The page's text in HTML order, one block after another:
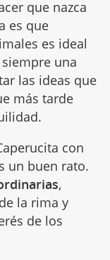
que nazca
es que
es ideal
una
las ideas que
más tarde
con
un buen rato.
,
la rima y
de los